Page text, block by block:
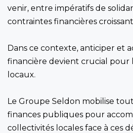
venir, entre impératifs de
contraintes financières
Dans ce contexte, anticiper et
financière devient crucial pour
locaux.
Le Groupe Seldon mobilise
finances publiques pour
collectivités locales face à ces